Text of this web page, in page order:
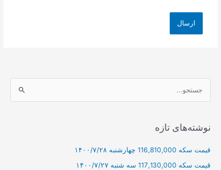
ب
ر
نوشته‌های تازه
قیمت سکه 116,810,000 چهارشنبه ۱۴۰۰/۷/۲۸
قیمت سکه 117,130,000 سه شنبه ۱۴۰۰/۷/۲۷